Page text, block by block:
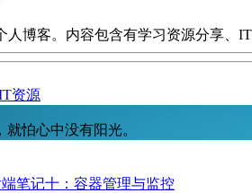
人博客。内容包含有学习资源分享、
资源
怕心中没有阳光。
笔记十：容器管理与监控